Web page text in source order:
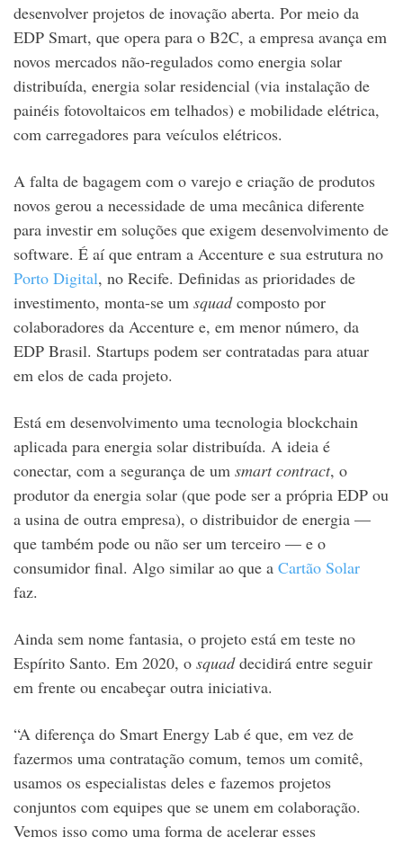
desenvolver projetos de inovação aberta. Por meio da
EDP Smart, que opera para o B2C, a empresa avança em
novos mercados não-regulados como energia solar
distribuída, energia solar residencial (via instalação de
painéis fotovoltaicos em telhados) e mobilidade elétrica,
com carregadores para veículos elétricos.
A falta de bagagem com o varejo e criação de produtos
novos gerou a necessidade de uma mecânica diferente
para investir em soluções que exigem desenvolvimento de
software. É aí que entram a Accenture e sua estrutura no
Porto Digital, no Recife. Definidas as prioridades de
investimento, monta-se um squadcomposto por
colaboradores da Accenture e, em menor número, da
EDP Brasil. Startups podem ser contratadas para atuar
em elos de cada projeto.
Está em desenvolvimento uma tecnologia blockchain
aplicada para energia solar distribuída. A ideia é
conectar, com a segurança de um smart contract, o
produtor da energia solar (que pode ser a própria EDP ou
a usina de outra empresa), o distribuidor de energia —
que também pode ou não ser um terceiro — e o
consumidor final. Algo similar ao que a Cartão Solar
faz.
Ainda sem nome fantasia, o projeto está em teste no
Espírito Santo. Em 2020, o squaddecidirá entre seguir
em frente ou encabeçar outra iniciativa.
“A diferença do Smart Energy Lab é que, em vez de
fazermos uma contratação comum, temos um comitê,
usamos os especialistas deles e fazemos projetos
conjuntos com equipes que se unem em colaboração.
Vemos isso como uma forma de acelerar esses